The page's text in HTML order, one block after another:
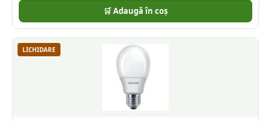
🛒 Adaugă în coș
LICHIDARE